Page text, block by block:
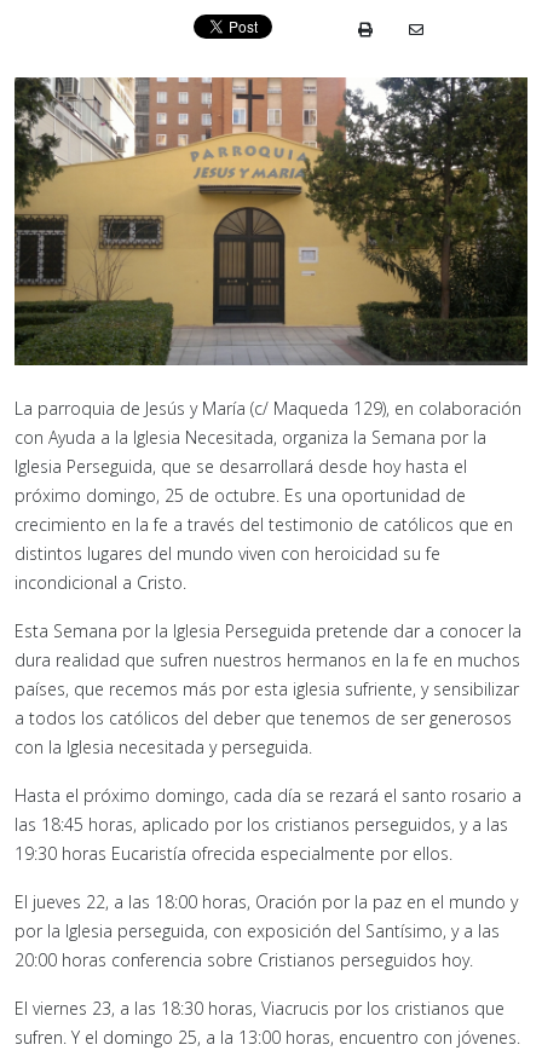
La parroquia de Jesús y María (c/ Maqueda 129), en colaboración
con Ayuda a la Iglesia Necesitada, organiza la Semana por la
Iglesia Perseguida, que se desarrollará desde hoy hasta el
próximo domingo, 25 de octubre. Es una oportunidad de
crecimiento en la fe a través del testimonio de católicos que en
distintos lugares del mundo viven con heroicidad su fe
incondicional a Cristo.
Esta Semana por la Iglesia Perseguida pretende dar a conocer la
dura realidad que sufren nuestros hermanos en la fe en muchos
países, que recemos más por esta iglesia sufriente, y sensibilizar
a todos los católicos del deber que tenemos de ser generosos
con la Iglesia necesitada y perseguida.
Hasta el próximo domingo, cada día se rezará el santo rosario a
las 18:45 horas, aplicado por los cristianos perseguidos, y a las
19:30 horas Eucaristía ofrecida especialmente por ellos.
El jueves 22, a las 18:00 horas, Oración por la paz en el mundo y
por la Iglesia perseguida, con exposición del Santísimo, y a las
20:00 horas conferencia sobre Cristianos perseguidos hoy.
El viernes 23, a las 18:30 horas, Viacrucis por los cristianos que
sufren. Y el domingo 25, a la 13:00 horas, encuentro con jóvenes.